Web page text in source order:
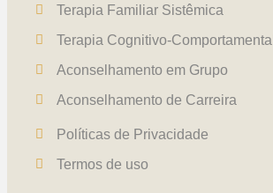
Terapia Familiar Sistêmica
Terapia Cognitivo-Comportamental
Aconselhamento em Grupo
Aconselhamento de Carreira
Políticas de Privacidade
Termos de uso